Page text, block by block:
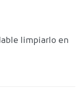
limpiarlo en